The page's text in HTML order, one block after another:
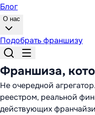
Блог
О нас
Подобрать франшизу
Франшиза,
Не очередной
реестром, реальной
действующих